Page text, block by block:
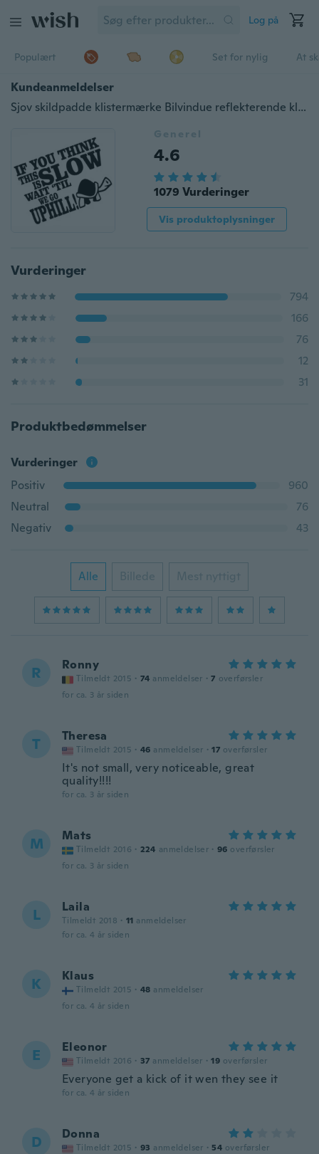
Log på
Populært Set for nylig At
Kundeanmeldelser
Sjov skildpadde klistermærke Bilvindue reflekterende klistermærke Klistermærke Bil krop kofanger dekoration klistermærke Vandtæt vinyl klistermærker trykt, HVIS DU TROR AT DETTE ER LANGT VENT TIL VI GÅR NED
Generel
4.6
1079 Vurderinger
Vis produktoplysninger
Vurderinger
794
166
76
12
31
Produktbedømmelser
Vurderinger
Positiv
960
Neutral
76
Negativ
43
Alle Billede Mest nyttigt
R Ronny
Tilmeldt 2015 · 74 anmeldelser · 7 overførsler
for ca. 3 år siden
T Theresa
Tilmeldt 2015 · 46 anmeldelser · 17 overførsler
It's not small, very noticeable, great
quality!!!!
for ca. 3 år siden
M Mats
Tilmeldt 2016 · 224 anmeldelser · 96 overførsler
for ca. 3 år siden
L Laila
Tilmeldt 2018 · 11 anmeldelser
for ca. 4 år siden
K Klaus
Tilmeldt 2015 · 48 anmeldelser
for ca. 4 år siden
E Eleonor
Tilmeldt 2016 · 37 anmeldelser · 19 overførsler
Everyone get a kick of it wen they see it
for ca. 4 år siden
D Donna
Tilmeldt 2015 · 93 anmeldelser · 54 overførsler